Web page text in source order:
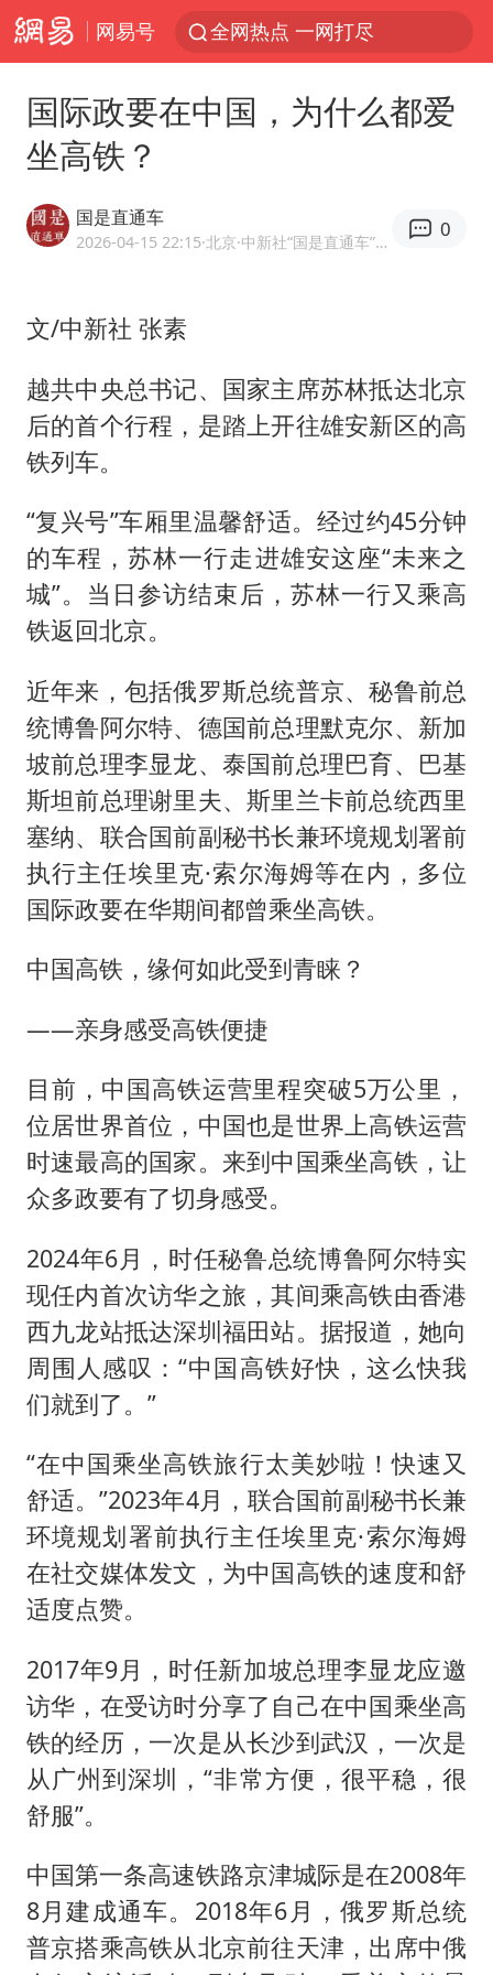
网易号 全网热点 一网打尽
国际政要在中国，为什么都爱
坐高铁？
国是直通车
2026-04-15 22:15·北京 ·中新社“国是直通车”官方网易号
0
文/中新社 张素
越共中央总书记、国家主席苏林抵达北京
后的首个行程，是踏上开往雄安新区的高
铁列车。
“复兴号”车厢里温馨舒适。经过约45分钟
的车程，苏林一行走进雄安这座“未来之
城”。当日参访结束后，苏林一行又乘高
铁返回北京。
近年来，包括俄罗斯总统普京、秘鲁前总
统博鲁阿尔特、德国前总理默克尔、新加
坡前总理李显龙、泰国前总理巴育、巴基
斯坦前总理谢里夫、斯里兰卡前总统西里
塞纳、联合国前副秘书长兼环境规划署前
执行主任埃里克·索尔海姆等在内，多位
国际政要在华期间都曾乘坐高铁。
中国高铁，缘何如此受到青睐？
——亲身感受高铁便捷
目前，中国高铁运营里程突破5万公里，
位居世界首位，中国也是世界上高铁运营
时速最高的国家。来到中国乘坐高铁，让
众多政要有了切身感受。
2024年6月，时任秘鲁总统博鲁阿尔特实
现任内首次访华之旅，其间乘高铁由香港
西九龙站抵达深圳福田站。据报道，她向
周围人感叹：“中国高铁好快，这么快我
们就到了。”
“在中国乘坐高铁旅行太美妙啦！快速又
舒适。”2023年4月，联合国前副秘书长兼
环境规划署前执行主任埃里克·索尔海姆
在社交媒体发文，为中国高铁的速度和舒
适度点赞。
2017年9月，时任新加坡总理李显龙应邀
访华，在受访时分享了自己在中国乘坐高
铁的经历，一次是从长沙到武汉，一次是
从广州到深圳，“非常方便，很平稳，很
舒服”。
中国第一条高速铁路京津城际是在2008年
8月建成通车。2018年6月，俄罗斯总统
普京搭乘高铁从北京前往天津，出席中俄